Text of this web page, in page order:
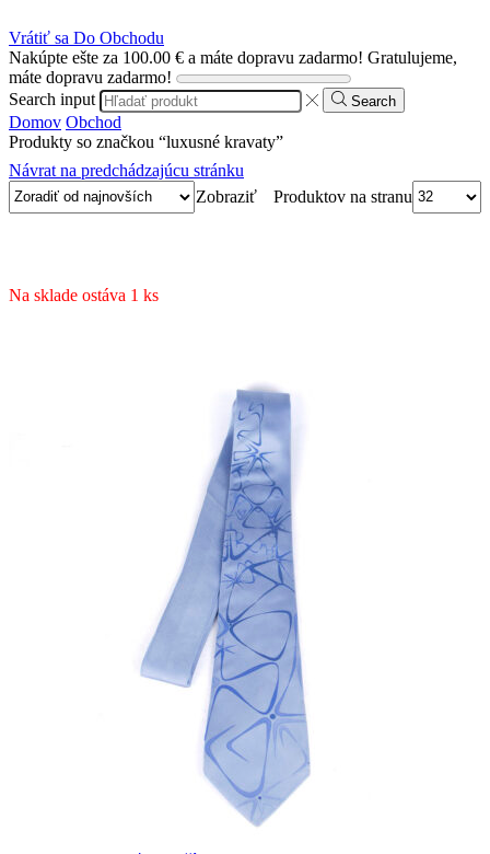
Vrátiť sa Do Obchodu
Nakúpte ešte za 100.00 € a máte dopravu zadarmo! Gratulujeme,
máte dopravu zadarmo!
Search input
Search
Domov Obchod
Produkty so značkou “luxusné kravaty”
Návrat na predchádzajúcu stránku
Zobraziť
Produktov na stranu
Na sklade ostáva 1 ks